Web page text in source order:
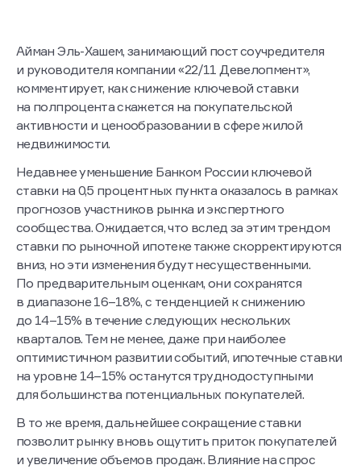
Айман Эль-Хашем, занимающий пост соучредителя
и руководителя компании «22/11 Девелопмент»,
комментирует, как снижение ключевой ставки
на полпроцента скажется на покупательской
активности и ценообразовании в сфере жилой
недвижимости.
Недавнее уменьшение Банком России ключевой
ставки на 0,5 процентных пункта оказалось в рамках
прогнозов участников рынка и экспертного
сообщества. Ожидается, что вслед за этим трендом
ставки по рыночной ипотеке также скорректируются
вниз, но эти изменения будут несущественными.
По предварительным оценкам, они сохранятся
в диапазоне 16–18%, с тенденцией к снижению
до 14–15% в течение следующих нескольких
кварталов. Тем не менее, даже при наиболее
оптимистичном развитии событий, ипотечные ставки
на уровне 14–15% останутся труднодоступными
для большинства потенциальных покупателей.
В то же время, дальнейшее сокращение ставки
позволит рынку вновь ощутить приток покупателей
и увеличение объемов продаж. Влияние на спрос